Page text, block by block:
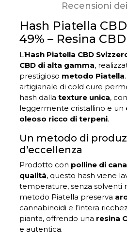
Recensioni
Hash Piatella
49% – Resina
L’Hash Piatella CBD
CBD di alta gamma,
prestigioso metodo Piatella
artigianale di cold cure
hash dalla texture unica,
leggermente cristallino e un
oleoso ricco di terpeni.
Un metodo di
d’eccellenza
Prodotto con polline di
qualità, questo hash viene
temperature, senza solventi
metodo Piatella preserva
cannabinoidi e l’intera
pianta, offrendo una resina
e autentica.